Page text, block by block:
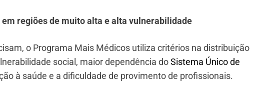
regiões de muito alta e alta vulnerabilidade
o Programa Mais Médicos utiliza critérios na distribuição
social, maior dependência doSistema Único de
à saúde e a dificuldade de provimento de profissionais.